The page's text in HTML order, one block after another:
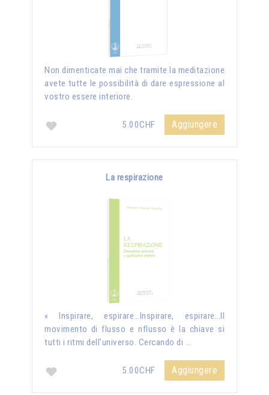
Non dimenticate mai che tramite la meditazione
avete tutte le possibilità di dare espressione al
vostro essere interiore.
5.00CHF Aggiungere
La respirazione
« Inspirare, espirare…Inspirare, espirare…Il
movimento di flusso e riflusso è la chiave si
tutti i ritmi dell’universo. Cercando di …
5.00CHF Aggiungere